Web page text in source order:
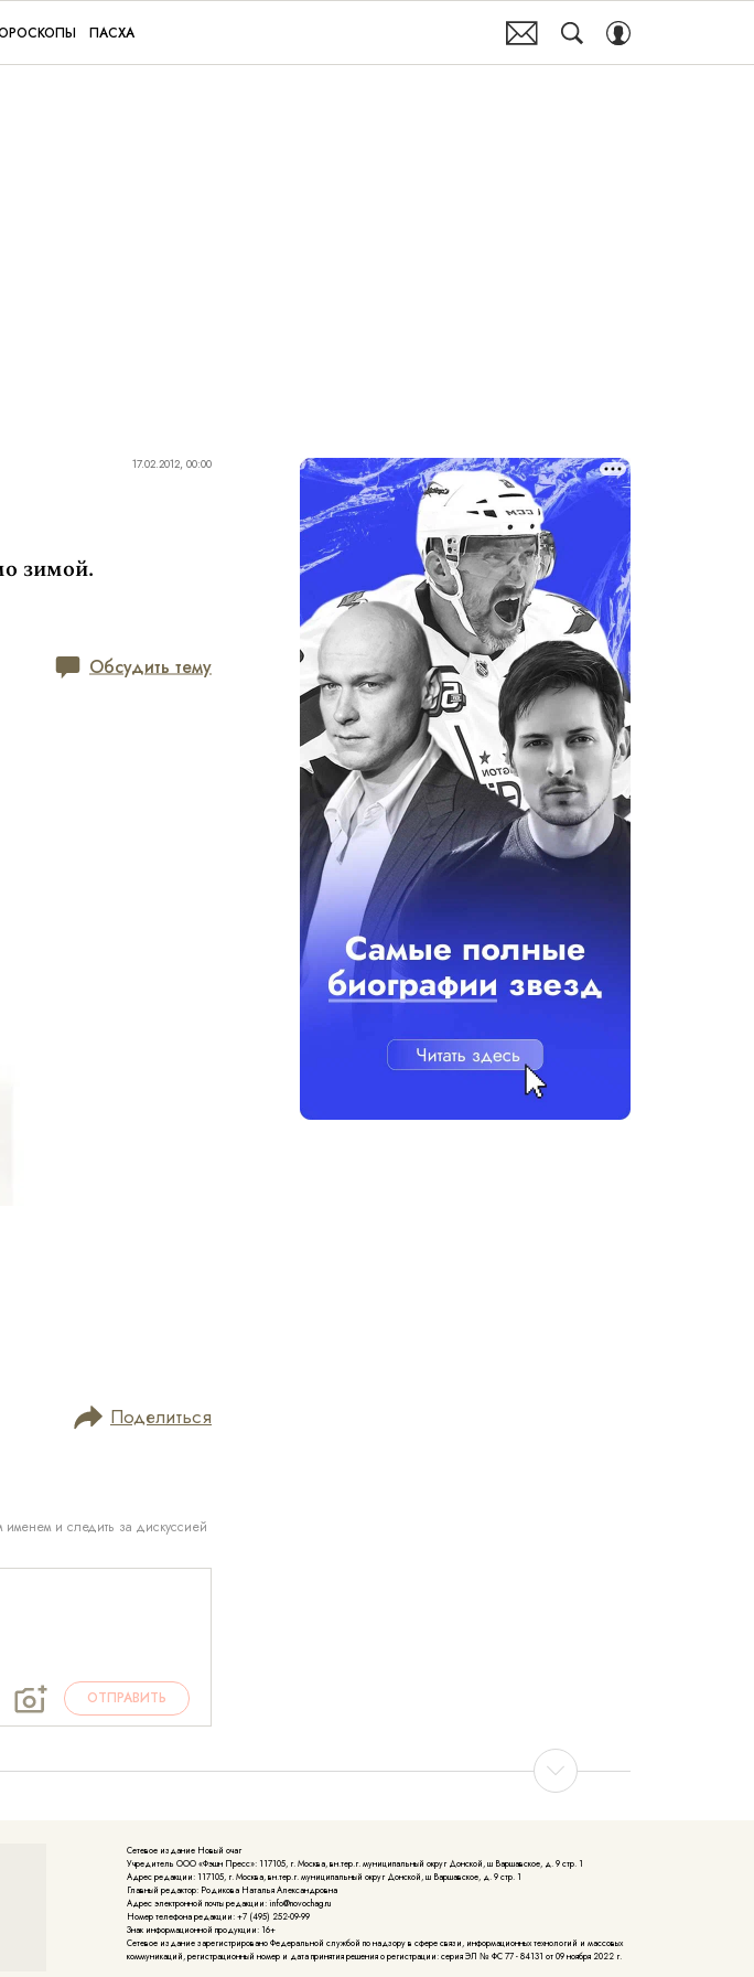
ПАСХА
17.02.2012, 00:00
зимой.
Обсудить тему
Поделиться
именем и следить за дискуссией
ОТПРАВИТЬ
Сетевое издание Новый очаг
Учредитель ООО «Фэшн Пресс»: 117105, г. Москва, вн.тер.г. муниципальный округ Донской, ш Варшавское, д. 9 стр. 1
Адрес редакции: 117105, г. Москва, вн.тер.г. муниципальный округ Донской, ш Варшавское, д. 9 стр. 1
Главный редактор: Родикова Наталья Александровна
Адрес электронной почты редакции: info@novochag.ru
Номер телефона редакции: +7 (495) 252-09-99
Знак информационной продукции: 16+
Cетевое издание зарегистрировано Федеральной службой по надзору в сфере связи, информационных технологий и массовых
коммуникаций, регистрационный номер и дата принятия решения о регистрации: серия ЭЛ № ФС 77 - 84131 от 09 ноября 2022 г.